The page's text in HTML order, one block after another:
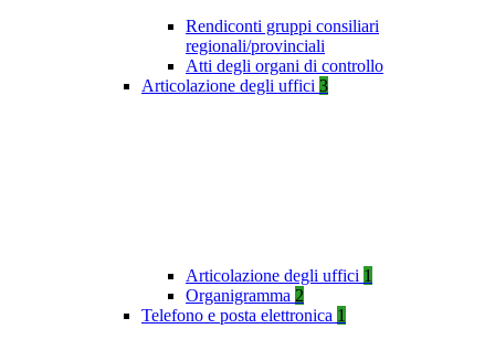
Rendiconti gruppi consiliari
regionali/provinciali
Atti degli organi di controllo
Articolazione degli uffici 3
Articolazione degli uffici 1
Organigramma 2
Telefono e posta elettronica 1